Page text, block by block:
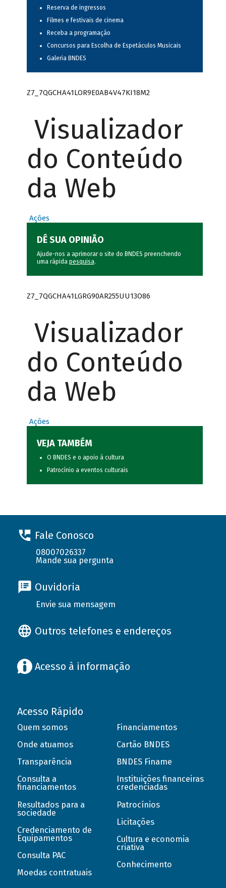
Reserva de ingressos
Filmes e festivais de cinema
Receba a programação
Concursos para Escolha de Espetáculos Musicais
Galeria BNDES
Z7_7QGCHA41LOR9E0AB4V47KI18M2
Visualizador
do Conteúdo
da Web
Ações
DÊ SUA OPINIÃO
Ajude-nos a aprimorar o site do BNDES preenchendo
uma rápida pesquisa.
Z7_7QGCHA41LGRG90AR255UU13O86
Visualizador
do Conteúdo
da Web
Ações
VEJA TAMBÉM
O BNDES e o apoio à cultura
Patrocínio a eventos culturais
Fale Conosco
08007026337
Mande sua pergunta
Ouvidoria
Envie sua mensagem
Outros telefones e endereços
Acesso à informação
Acesso Rápido
Quem somos
Onde atuamos
Transparência
Consulta a
financiamentos
Resultados para a
sociedade
Credenciamento de
Equipamentos
Consulta PAC
Moedas contratuais
Financiamentos
Cartão BNDES
BNDES Finame
Instituições financeiras
credenciadas
Patrocínios
Licitações
Cultura e economia
criativa
Conhecimento